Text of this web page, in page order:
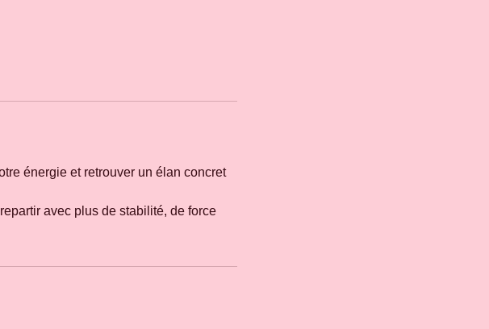
énergie et retrouver un élan concret
avec plus de stabilité, de force